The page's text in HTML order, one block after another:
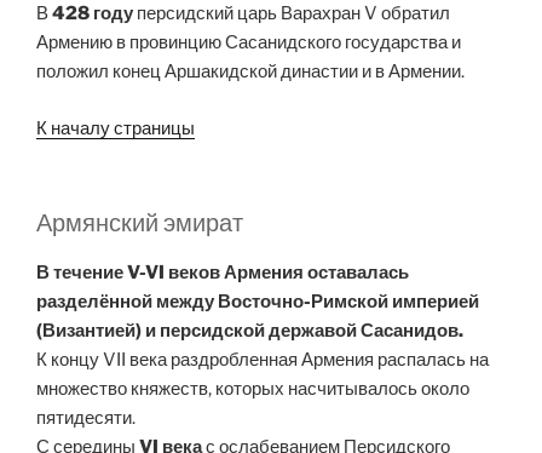
В428 году персидский царь Варахран V обратил
Армению в провинцию Сасанидского государства и
положил конец Аршакидской династии и в Армении.
К началу страницы
Армянский эмират
В течение V-VI веков Армения оставалась
разделённой между Восточно-Римской империей
(Византией) и персидской державой Сасанидов.
К концу VII века раздробленная Армения распалась на
множество княжеств, которых насчитывалось около
пятидесяти.
С середины VI векас ослабеванием Персидского